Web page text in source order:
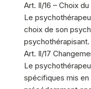
Art. Il/16 – Choix
Le
choix de son
psychothérapisant.
Art. Il/17
Le
spécifiques mis en